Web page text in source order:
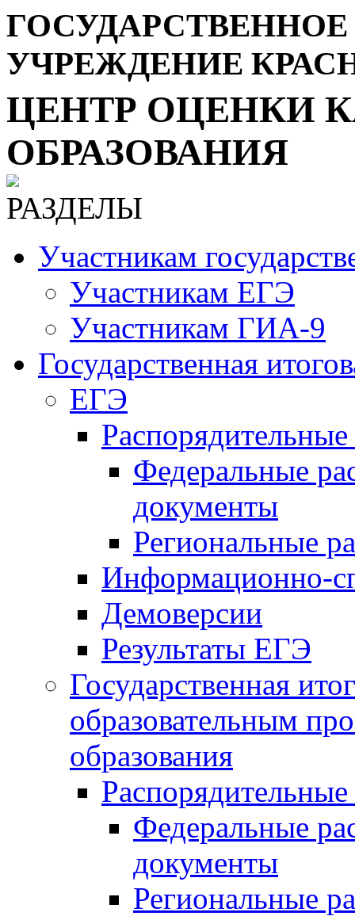
УЧРЕЖДЕНИЕ
ЦЕНТР ОЦЕНКИ
ОБРАЗОВАНИЯ
РАЗДЕЛЫ
Участникам
Участникам ЕГЭ
Участникам ГИА-9
Государственная
ЕГЭ
Федеральные
документы
Региональные
Информационно-
Демоверсии
Результаты ЕГЭ
Государственная
образовательным
образования
Федеральные
документы
Региональные